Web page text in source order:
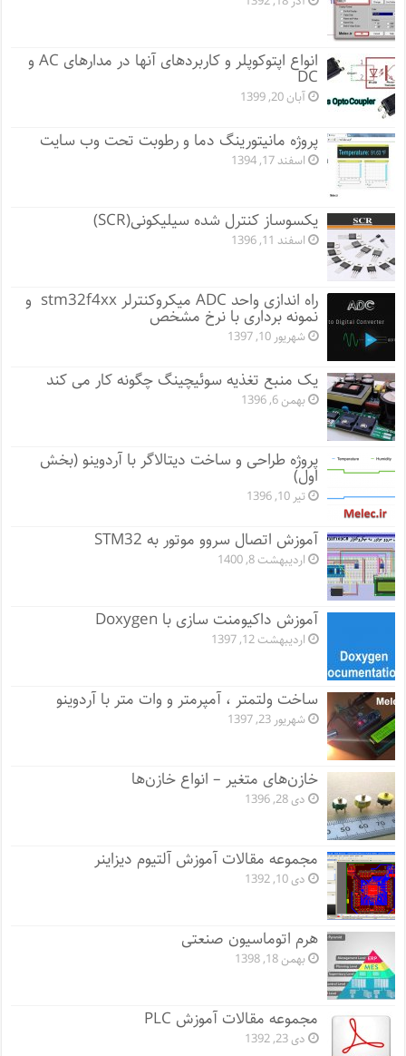
انواع اپتوکوپلر و کاربردهای آنها در مدارهای AC و
DC
آبان 20, 1399
پروژه مانيتورينگ دما و رطوبت تحت وب سایت
اسفند 17, 1394
یکسوساز کنترل شده سیلیکونی(SCR)
اسفند 11, 1396
راه اندازی واحد ADC میکروکنترلر stm32f4xx و
نمونه برداری با نرخ مشخص
شهریور 10, 1397
یک منبع تغذیه سوئیچینگ چگونه کار می کند
بهمن 6, 1396
پروژه طراحی و ساخت دیتالاگر با آردوینو (بخش
اول)
تیر 10, 1396
آموزش اتصال سروو موتور به STM32
اردیبهشت 8, 1400
آموزش داکیومنت سازی با Doxygen
اردیبهشت 12, 1397
ساخت ولتمتر ، آمپرمتر و وات متر با آردوینو
شهریور 23, 1397
خازن‌های متغیر – انواع خازن‌ها
دی 28, 1396
مجموعه مقالات آموزش آلتیوم دیزاینر
دی 10, 1392
هرم اتوماسیون صنعتی
بهمن 18, 1398
مجموعه مقالات آموزش PLC
دی 23, 1392